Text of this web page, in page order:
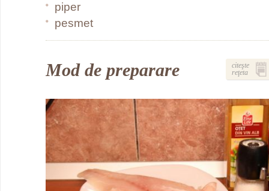
piper
pesmet
Mod de preparare
citeşte
reţeta